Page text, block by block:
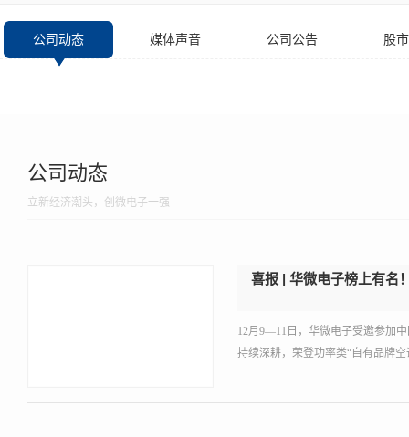
公司动态 媒体声音 公司公告 股
立新经济潮头，创微电子一强
公司动态
喜报 | 华微电子榜上有名
12月9—11日，华微电子受邀参加
持续深耕，荣登功率类“自有品牌